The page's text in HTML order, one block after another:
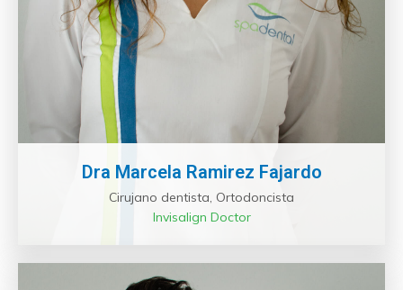
Dra Marcela Ramirez Fajardo
Cirujano dentista, Ortodoncista
Invisalign Doctor